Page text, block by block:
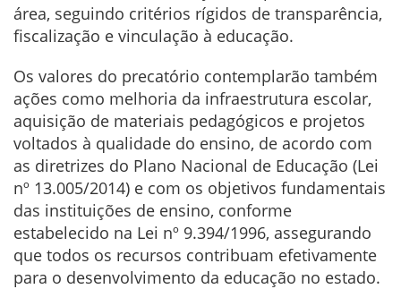
área, seguindo critérios rígidos de transparência,
fiscalização e vinculação à educação.
Os valores do precatório contemplarão também
ações como melhoria da infraestrutura escolar,
aquisição de materiais pedagógicos e projetos
voltados à qualidade do ensino, de acordo com
as diretrizes do Plano Nacional de Educação (Lei
nº 13.005/2014) e com os objetivos fundamentais
das instituições de ensino, conforme
estabelecido na Lei nº 9.394/1996, assegurando
que todos os recursos contribuam efetivamente
para o desenvolvimento da educação no estado.